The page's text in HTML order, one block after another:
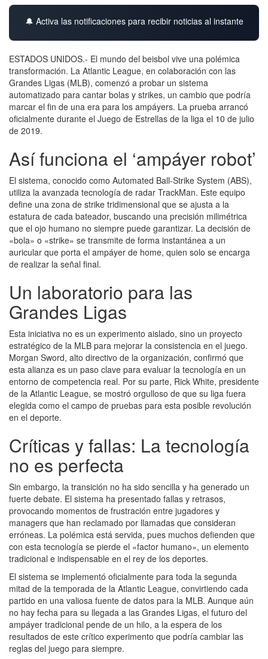
🔔 Activa las notificaciones para recibir noticias al instante
ESTADOS UNIDOS.- El mundo del beisbol vive una polémica
transformación. La Atlantic League, en colaboración con las
Grandes Ligas (MLB), comenzó a probar un sistema
automatizado para cantar bolas y strikes, un cambio que podría
marcar el fin de una era para los ampáyers. La prueba arrancó
oficialmente durante el Juego de Estrellas de la liga el 10 de julio
de 2019.
Así funciona el ‘ampáyer robot’
El sistema, conocido como Automated Ball-Strike System (ABS),
utiliza la avanzada tecnología de radar TrackMan. Este equipo
define una zona de strike tridimensional que se ajusta a la
estatura de cada bateador, buscando una precisión milimétrica
que el ojo humano no siempre puede garantizar. La decisión de
«bola» o «strike» se transmite de forma instantánea a un
auricular que porta el ampáyer de home, quien solo se encarga
de realizar la señal final.
Un laboratorio para las
Grandes Ligas
Esta iniciativa no es un experimento aislado, sino un proyecto
estratégico de la MLB para mejorar la consistencia en el juego.
Morgan Sword, alto directivo de la organización, confirmó que
esta alianza es un paso clave para evaluar la tecnología en un
entorno de competencia real. Por su parte, Rick White, presidente
de la Atlantic League, se mostró orgulloso de que su liga fuera
elegida como el campo de pruebas para esta posible revolución
en el deporte.
Críticas y fallas: La tecnología
no es perfecta
Sin embargo, la transición no ha sido sencilla y ha generado un
fuerte debate. El sistema ha presentado fallas y retrasos,
provocando momentos de frustración entre jugadores y
managers que han reclamado por llamadas que consideran
erróneas. La polémica está servida, pues muchos defienden que
con esta tecnología se pierde el «factor humano», un elemento
tradicional e indispensable en el rey de los deportes.
El sistema se implementó oficialmente para toda la segunda
mitad de la temporada de la Atlantic League, convirtiendo cada
partido en una valiosa fuente de datos para la MLB. Aunque aún
no hay fecha para su llegada a las Grandes Ligas, el futuro del
ampáyer tradicional pende de un hilo, a la espera de los
resultados de este crítico experimento que podría cambiar las
reglas del juego para siempre.